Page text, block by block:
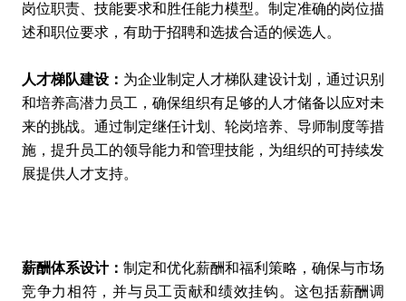
岗位职责、技能要求和胜任能力模型。制定准确的岗位描
述和职位要求，有助于招聘和选拔合适的候选人。
人才梯队建设： 为企业制定人才梯队建设计划，通过识别
和培养高潜力员工，确保组织有足够的人才储备以应对未
来的挑战。通过制定继任计划、轮岗培养、导师制度等措
施，提升员工的领导能力和管理技能，为组织的可持续发
展提供人才支持。
薪酬体系设计： 制定和优化薪酬和福利策略，确保与市场
竞争力相符，并与员工贡献和绩效挂钩。这包括薪酬调